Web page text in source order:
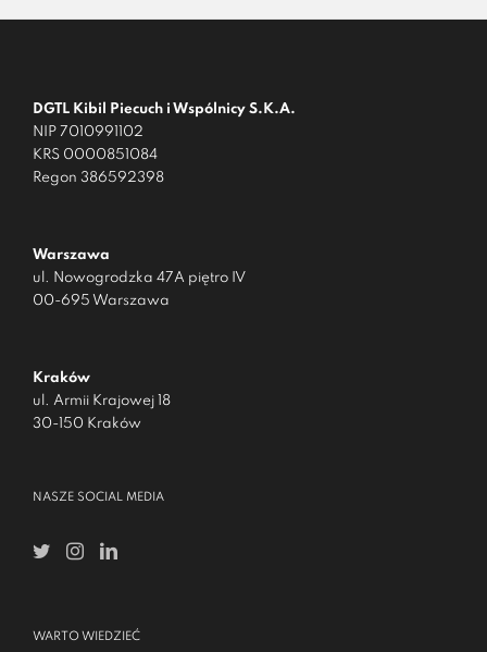
DGTL Kibil Piecuch i Wspólnicy S.K.A.
NIP 7010991102
KRS 0000851084
Regon 386592398
Warszawa
ul. Nowogrodzka 47A piętro IV
00-695 Warszawa
Kraków
ul. Armii Krajowej 18
30-150 Kraków
NASZE SOCIAL MEDIA
WARTO WIEDZIEĆ